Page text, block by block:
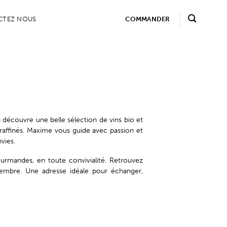
NOUS COMMANDER
découvre une belle sélection de vins bio et
Maxime vous guide avec passion et
en toute convivialité. Retrouvez
Une adresse idéale pour échanger,